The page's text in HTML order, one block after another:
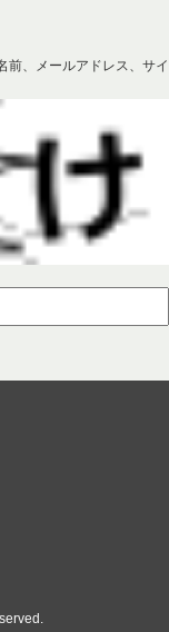
前、メールアドレス、サイ